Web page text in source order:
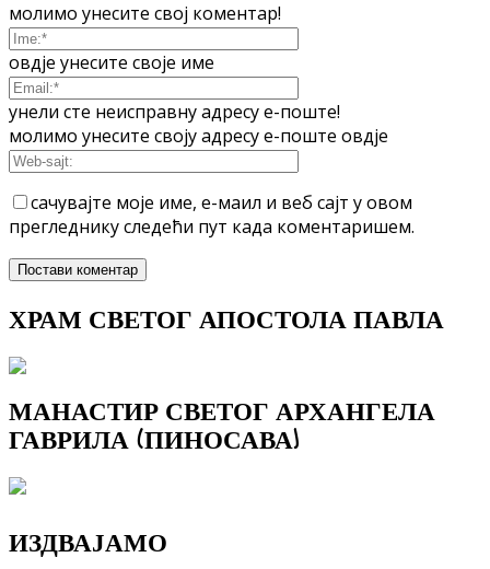
молимо унесите свој коментар!
овдје унесите своје име
унели сте неисправну адресу е-поште!
молимо унесите своју адресу е-поште овдје
сачувајте моје име, е-маил и веб сајт у овом
прегледнику следећи пут када коментаришем.
ХРАМ СВЕТОГ АПОСТОЛА ПАВЛА
МАНАСТИР СВЕТОГ АРХАНГЕЛА
ГАВРИЛА (ПИНОСАВА)
ИЗДВАЈАМО